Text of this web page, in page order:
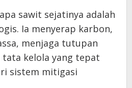
sawit sejatinya adalah
Ia menyerap karbon,
menjaga tutupan
tata kelola yang tepat
sistem mitigasi